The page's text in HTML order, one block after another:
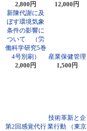
2,800円
12,000円
新陳代謝に及
ぼす環境気象
条件の影響に
ついて （労
働科学研究5巻
4号別刷）
2,000円
産業保健管理
1,500円
第2回感覚代行
技術革新と企
業行動 （東京